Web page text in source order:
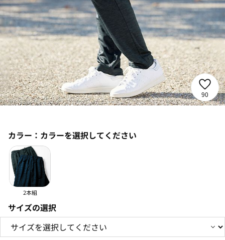
90
カラー： カラーを選択してください
2本組
サイズの選択